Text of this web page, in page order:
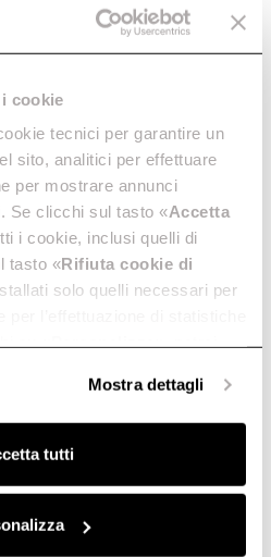
cookie
tecnici per garantire un
sito, analitici per effettuare
per mostrare annunci
Se clicchi sul tasto «Accetta
i cookie, inclusi quelli di
tasto «Rifiuta cookie di
solo quelli necessari per
su «Personalizza», potrai
la cookie policy.
Mostra dettagli
tutti